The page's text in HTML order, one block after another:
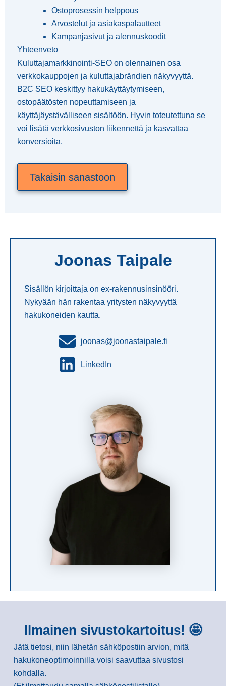
Ostoprosessin helppous
Arvostelut ja asiakaspalautteet
Kampanjasivut ja alennuskoodit
Yhteenveto
Kuluttajamarkkinointi-SEO on olennainen osa
verkkokauppojen ja kuluttajabrändien näkyvyyttä.
B2C SEO keskittyy hakukäyttäytymiseen,
ostopäätösten nopeuttamiseen ja
käyttäjäystävälliseen sisältöön. Hyvin toteutettuna se
voi lisätä verkkosivuston liikennettä ja kasvattaa
konversioita.
Takaisin sanastoon
Joonas Taipale
Sisällön kirjoittaja on ex-rakennusinsinööri.
Nykyään hän rakentaa yritysten näkyvyyttä
hakukoneiden kautta.
joonas@joonastaipale.fi
LinkedIn
Ilmainen sivustokartoitus! 🤩
Jätä tietosi, niin lähetän sähköpostiin arvion, mitä
hakukoneoptimoinnilla voisi saavuttaa sivustosi
kohdalla.